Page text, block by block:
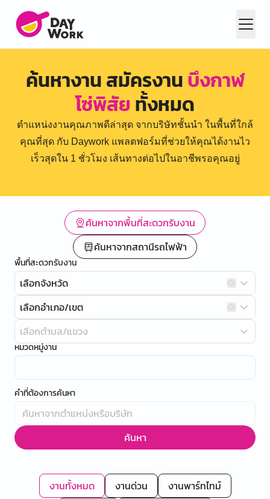
ค้นหางาน สมัครงานบึงกาฬ
โซ่พิสัยทั้งหมด
ตำแหน่งงานคุณภาพดีล่าสุด จากบริษัทชั้นนำ ในพื้นที่ใกล้
คุณที่สุด กับ Daywork แพลตฟอร์มที่ช่วยให้คุณได้งานไว
เร็วสุดใน 1 ชั่วโมง เส้นทางต่อไปในอาชีพรอคุณอยู่
ค้นหาจากพื้นที่สะดวกรับงาน
ค้นหาจากสถานีรถไฟฟ้า
พื้นที่สะดวกรับงาน
เลือกจังหวัด
เลือกอำเภอ/เขต
เลือกตำบล/แขวง
หมวดหมู่งาน
คำที่ต้องการค้นหา
ค้นหา
งานทั้งหมด งานด่วน
งานพาร์ทไทม์